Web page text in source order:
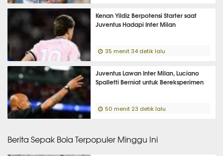
Kenan Yildiz Berpotensi Starter saat
Juventus Hadapi Inter Milan
35 menit 34 detik lalu
Juventus Lawan Inter Milan, Luciano
Spalletti Berniat untuk Bereksperimen
50 menit 23 detik lalu
Berita Sepak Bola Terpopuler Minggu Ini